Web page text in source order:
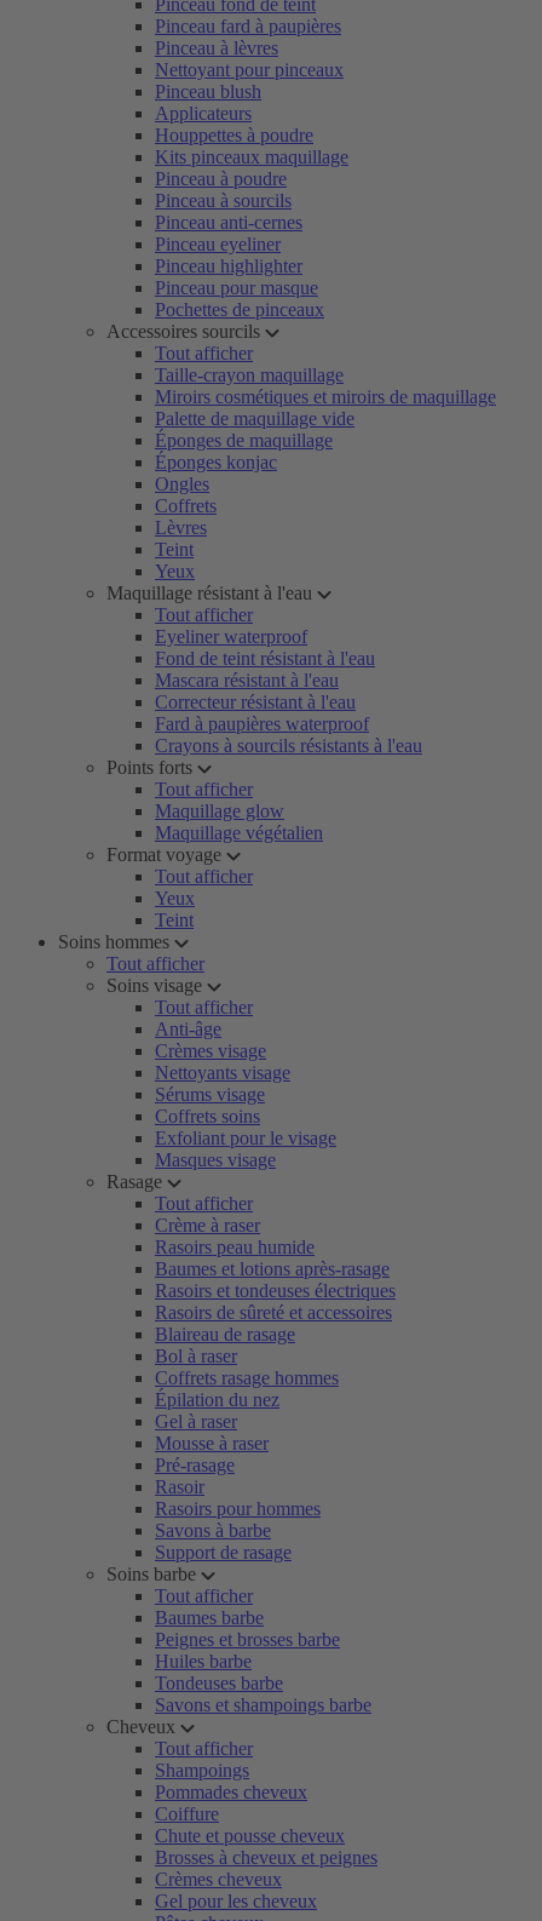
Pinceau fond de teint
Pinceau fard à paupières
Pinceau à lèvres
Nettoyant pour pinceaux
Pinceau blush
Applicateurs
Houppettes à poudre
Kits pinceaux maquillage
Pinceau à poudre
Pinceau à sourcils
Pinceau anti-cernes
Pinceau eyeliner
Pinceau highlighter
Pinceau pour masque
Pochettes de pinceaux
Accessoires sourcils
Tout afficher
Taille-crayon maquillage
Miroirs cosmétiques et miroirs de maquillage
Palette de maquillage vide
Éponges de maquillage
Éponges konjac
Ongles
Coffrets
Lèvres
Teint
Yeux
Maquillage résistant à l'eau
Tout afficher
Eyeliner waterproof
Fond de teint résistant à l'eau
Mascara résistant à l'eau
Correcteur résistant à l'eau
Fard à paupières waterproof
Crayons à sourcils résistants à l'eau
Points forts
Tout afficher
Maquillage glow
Maquillage végétalien
Format voyage
Tout afficher
Yeux
Teint
Soins hommes
Tout afficher
Soins visage
Tout afficher
Anti-âge
Crèmes visage
Nettoyants visage
Sérums visage
Coffrets soins
Exfoliant pour le visage
Masques visage
Rasage
Tout afficher
Crème à raser
Rasoirs peau humide
Baumes et lotions après-rasage
Rasoirs et tondeuses électriques
Rasoirs de sûreté et accessoires
Blaireau de rasage
Bol à raser
Coffrets rasage hommes
Épilation du nez
Gel à raser
Mousse à raser
Pré-rasage
Rasoir
Rasoirs pour hommes
Savons à barbe
Support de rasage
Soins barbe
Tout afficher
Baumes barbe
Peignes et brosses barbe
Huiles barbe
Tondeuses barbe
Savons et shampoings barbe
Cheveux
Tout afficher
Shampoings
Pommades cheveux
Coiffure
Chute et pousse cheveux
Brosses à cheveux et peignes
Crèmes cheveux
Gel pour les cheveux